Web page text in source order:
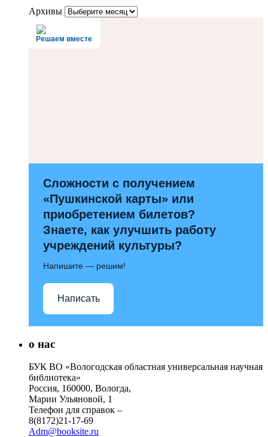
Архивы
Решаем вместе
Сложности с получением
«Пушкинской карты» или
приобретением билетов?
Знаете, как улучшить работу
учреждений культуры?
Напишите — решим!
Написать
о нас
БУК ВО «Вологодская областная универсальная научная
библиотека»
Россия, 160000, Вологда,
Марии Ульяновой, 1
Телефон для справок –
8(8172)21-17-69
Adm@booksite.ru